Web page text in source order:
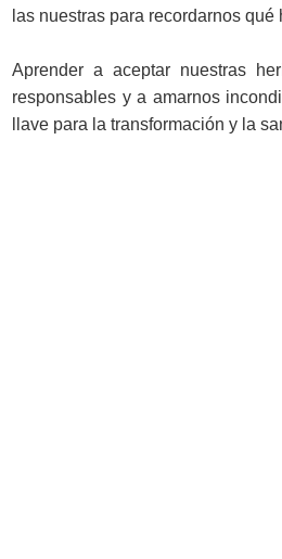
las nuestras para recordarnos qué
Aprender a aceptar nuestras
responsables y a amarnos
llave para la transformación y la